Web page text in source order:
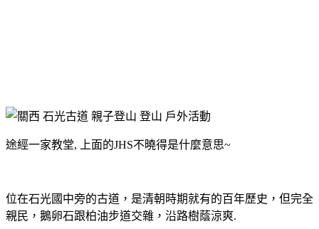
途經一家教堂, 上面的JHS不曉得是什麼意思~
位在石光國中旁的古道，是清朝時期就有的百年歷史，但完全
親民，鵝卵石跟柏油步道交雜，沿路樹蔭涼爽.